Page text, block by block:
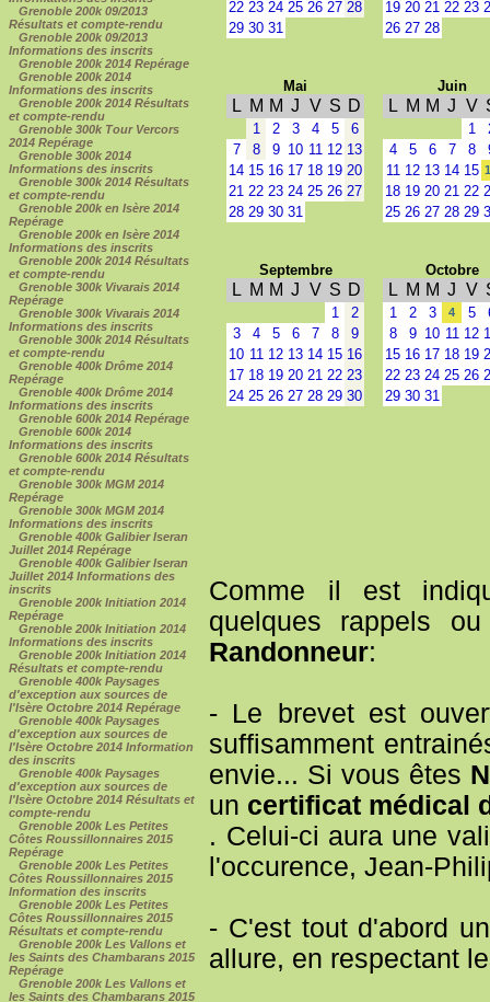
Grenoble 200k 09/2013
Résultats et compte-rendu
Grenoble 200k 09/2013
Informations des inscrits
Grenoble 200k 2014 Repérage
Grenoble 200k 2014
Informations des inscrits
Grenoble 200k 2014 Résultats
et compte-rendu
Grenoble 300k Tour Vercors
2014 Repérage
Grenoble 300k 2014
Informations des inscrits
Grenoble 300k 2014 Résultats
et compte-rendu
Grenoble 200k en Isère 2014
Repérage
Grenoble 200k en Isère 2014
Informations des inscrits
Grenoble 200k 2014 Résultats
et compte-rendu
Grenoble 300k Vivarais 2014
Repérage
Grenoble 300k Vivarais 2014
Informations des inscrits
Grenoble 300k 2014 Résultats
et compte-rendu
Grenoble 400k Drôme 2014
Repérage
Grenoble 400k Drôme 2014
Informations des inscrits
Grenoble 600k 2014 Repérage
Grenoble 600k 2014
Informations des inscrits
Grenoble 600k 2014 Résultats
et compte-rendu
Grenoble 300k MGM 2014
Repérage
Grenoble 300k MGM 2014
Informations des inscrits
Grenoble 400k Galibier Iseran
Juillet 2014 Repérage
Grenoble 400k Galibier Iseran
Juillet 2014 Informations des
inscrits
Grenoble 200k Initiation 2014
Repérage
Grenoble 200k Initiation 2014
Informations des inscrits
Grenoble 200k Initiation 2014
Résultats et compte-rendu
Grenoble 400k Paysages
d'exception aux sources de
l'Isère Octobre 2014 Repérage
Grenoble 400k Paysages
d'exception aux sources de
l'Isère Octobre 2014 Information
des inscrits
Grenoble 400k Paysages
d'exception aux sources de
l'Isère Octobre 2014 Résultats et
compte-rendu
Grenoble 200k Les Petites
Côtes Roussillonnaires 2015
Repérage
Grenoble 200k Les Petites
Côtes Roussillonnaires 2015
Information des inscrits
Grenoble 200k Les Petites
Côtes Roussillonnaires 2015
Résultats et compte-rendu
Grenoble 200k Les Vallons et
les Saints des Chambarans 2015
Repérage
Grenoble 200k Les Vallons et
les Saints des Chambarans 2015
22 23 24 25 26 27 28
29 30 31
19 20 21 22 23
26 27 28
Mai
L M M J V S D
1 2 3 4 5
6
7
8 9 10 11 12 13
14 15 16 17 18 19 20
21 22 23 24 25 26 27
28 29 30 31
Juin
L M M J V
1
4
5 6 7 8
11 12 13 14 15
18 19 20 21 22
25 26 27 28 29
Septembre
L M M J V S D
1
2
3
4 5 6 7 8
9
10 11 12 13 14 15 16
17 18 19 20 21 22 23
24 25 26 27 28 29 30
Octobre
L M M J V
1 2 3 4 5
8
9 10 11 12
15 16 17 18 19
22 23 24 25 26
29 30 31
Comme il est
quelques rappels
Randonneur:
- Le brevet est
suffisamment
envie... Si vous êtes
un certificat médical
. Celui-ci aura une
l'occurence, Jean-
- C'est tout d'abord
allure, en respectant